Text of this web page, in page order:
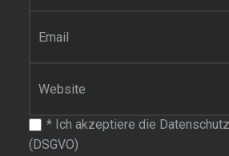
*Ich akzeptiere die
(DSGVO)